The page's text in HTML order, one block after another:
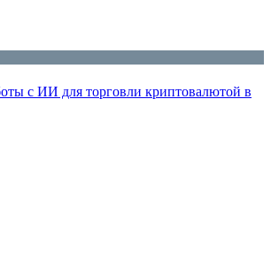
с ИИ для торговли криптовалютой в